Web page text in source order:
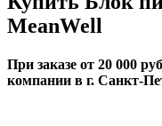
MeanWell
При заказе от 20 000
компании в г. Санкт-